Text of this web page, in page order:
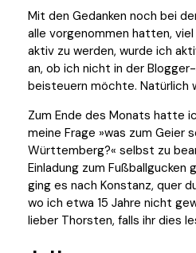
Mit den Gedanken noch bei
alle vorgenommen hatten,
aktiv zu werden, wurde ich
an, ob ich nicht in der
beisteuern möchte. Natürlich
Zum Ende des Monats hatte
meine Frage »was zum Geier
Württemberg?« selbst zu
Einladung zum Fußballgucken
ging es nach Konstanz, quer
wo ich etwa 15 Jahre nicht
lieber Thorsten, falls ihr dies